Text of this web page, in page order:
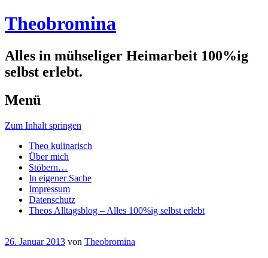
Theobromina
Alles in mühseliger Heimarbeit 100%ig
selbst erlebt.
Menü
Zum Inhalt springen
Theo kulinarisch
Über mich
Stöbern…
In eigener Sache
Impressum
Datenschutz
Theos Alltagsblog – Alles 100%ig selbst erlebt
26. Januar 2013 von Theobromina